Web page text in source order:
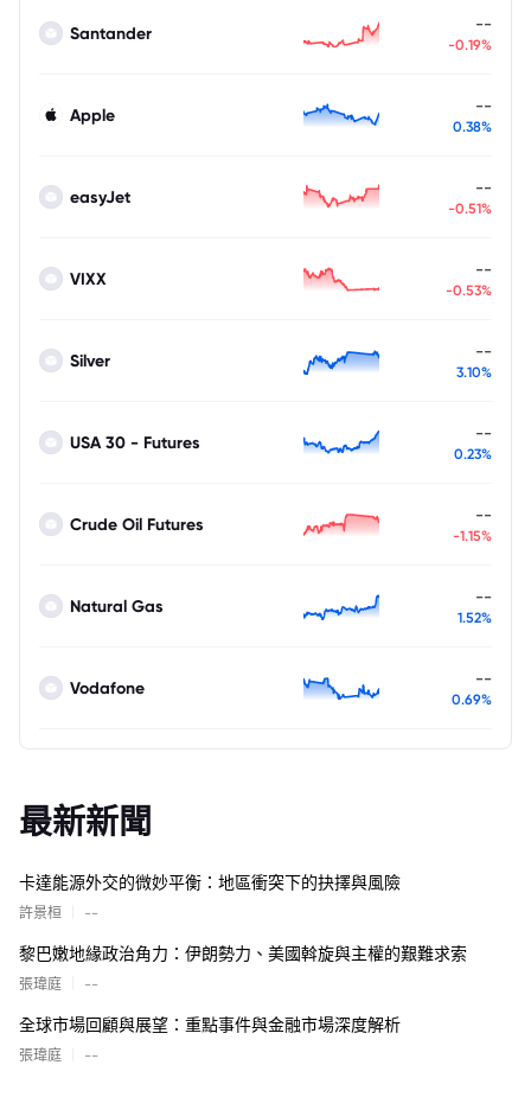
Santander --
-0.19%
Apple --
0.38%
easyJet --
-0.51%
VIXX --
-0.53%
Silver --
3.10%
USA 30 - Futures --
0.23%
Crude Oil Futures --
-1.15%
Natural Gas --
1.52%
Vodafone --
0.69%
最新新聞
卡達能源外交的微妙平衡：地區衝突下的抉擇與風險
許景桓 --
黎巴嫩地緣政治角力：伊朗勢力、美國斡旋與主權的艱難求索
張瑋庭 --
全球市場回顧與展望：重點事件與金融市場深度解析
張瑋庭 --